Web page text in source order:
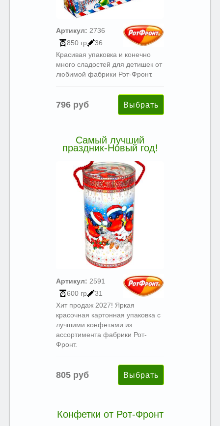
Артикул: 2736
850 гр
36
Красивая упаковка и конечно
много сладостей для детишек от
любимой фабрики Рот-Фронт.
796 руб
Самый лучший
праздник-Новый год!
Артикул: 2591
600 гр
31
Хит продаж 2027! Яркая
красочная картонная упаковка с
лучшими конфетами из
ассортимента фабрики Рот-
Фронт.
805 руб
Конфетки от Рот-Фронт